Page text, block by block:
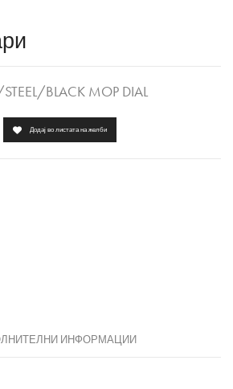
BLACK MOP DIAL
Додај во листата на желби
ИНФОРМАЦИИ